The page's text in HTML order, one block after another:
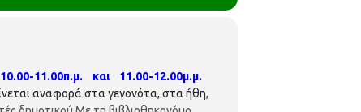
11.00π.μ. και 11.00-12.00μ.μ.
αναφορά στα γεγονότα, στα ήθη,